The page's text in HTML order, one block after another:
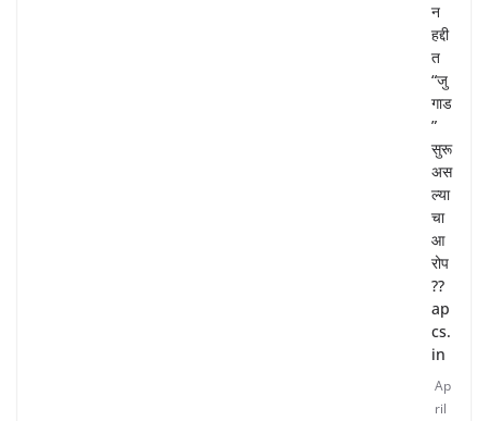
न
हद्दी
त
“जु
गाड
”
सुरू
अस
ल्या
चा
आ
रोप
??
ap
cs.
in
Ap
ril